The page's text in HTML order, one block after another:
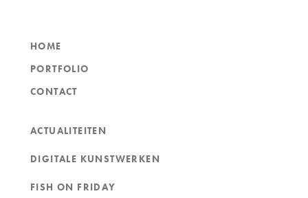
HOME
PORTFOLIO
CONTACT
ACTUALITEITEN
DIGITALE KUNSTWERKEN
FISH ON FRIDAY